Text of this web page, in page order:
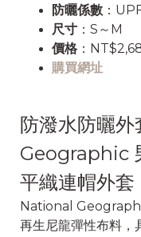
防曬係數 ：
尺寸 ：S～M
價格 ：
購買網址
防潑水防曬
Geographic
平織連帽外套
National
再生尼龍彈性布料，